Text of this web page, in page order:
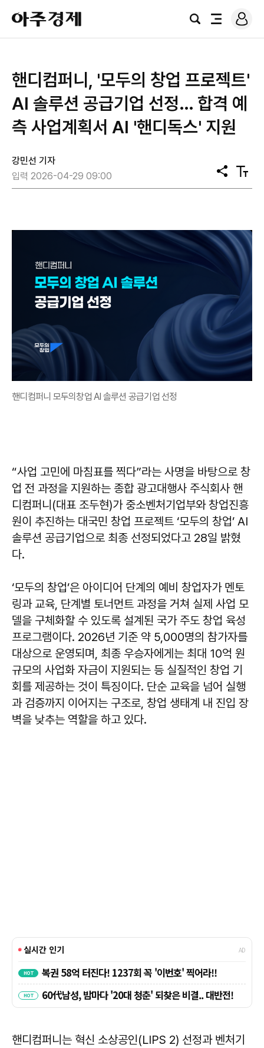
아
주
경
검
전
로
그
핸디컴퍼니, '모두의 창업 프로젝트'
AI 솔루션 공급기업 선정… 합격 예
측 사업계획서 AI '핸디독스' 지원
강민선 기자
입력 2026-04-29 09:00
공
유
텍
스
핸디컴퍼니 모두의창업 AI 솔루션 공급기업 선정
“사업 고민에 마침표를 찍다”라는 사명을 바탕으로 창
업 전 과정을 지원하는 종합 광고대행사 주식회사 핸
디컴퍼니(대표 조두현)가 중소벤처기업부와 창업진흥
원이 추진하는 대국민 창업 프로젝트 ‘모두의 창업’ AI
솔루션 공급기업으로 최종 선정되었다고 28일 밝혔
다.
‘모두의 창업’은 아이디어 단계의 예비 창업자가 멘토
링과 교육, 단계별 토너먼트 과정을 거쳐 실제 사업 모
델을 구체화할 수 있도록 설계된 국가 주도 창업 육성
프로그램이다. 2026년 기준 약 5,000명의 참가자를
대상으로 운영되며, 최종 우승자에게는 최대 10억 원
규모의 사업화 자금이 지원되는 등 실질적인 창업 기
회를 제공하는 것이 특징이다. 단순 교육을 넘어 실행
과 검증까지 이어지는 구조로, 창업 생태계 내 진입 장
벽을 낮추는 역할을 하고 있다.
핸디컴퍼니는 혁신 소상공인(LIPS 2) 선정과 벤처기